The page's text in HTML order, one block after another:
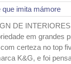
DE
em grandes
certeza no top
K&G, e foi